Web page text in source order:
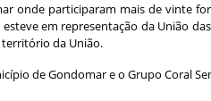
onde participaram mais de vinte
em representação da União
da União.
de Gondomar e o Grupo Coral